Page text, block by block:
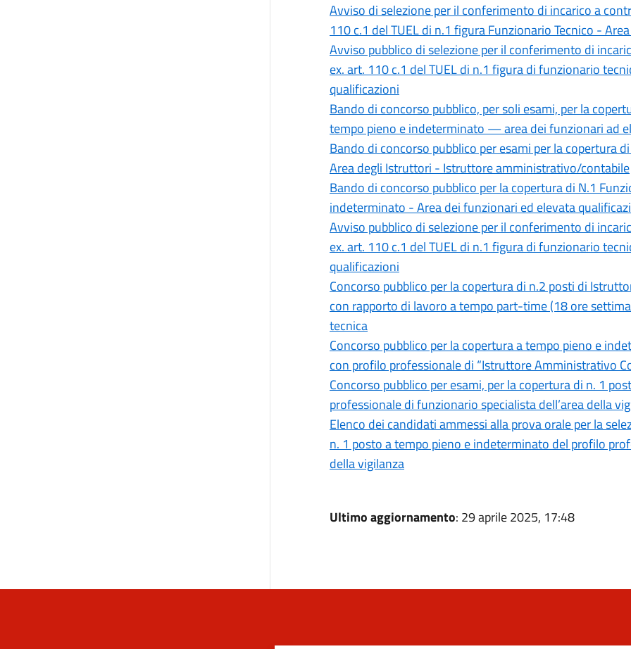
Avviso di selezione per il conferimento di incarico a
110 c.1 del TUEL di n.1 figura Funzionario Tecnico -
Avviso pubblico di selezione per il conferimento di
ex. art. 110 c.1 del TUEL di n.1 figura di funzionario
qualificazioni
Bando di concorso pubblico, per soli esami, per la
tempo pieno e indeterminato — area dei funzionari ad
Bando di concorso pubblico per esami per la copertura
Area degli Istruttori - Istruttore amministrativo/contabile
Bando di concorso pubblico per la copertura di N.1
indeterminato - Area dei funzionari ed elevata
Avviso pubblico di selezione per il conferimento di
ex. art. 110 c.1 del TUEL di n.1 figura di funzionario
qualificazioni
Concorso pubblico per la copertura di n.2 posti di
con rapporto di lavoro a tempo part-time (18 ore
tecnica
Concorso pubblico per la copertura a tempo pieno e
con profilo professionale di “Istruttore Amministrativo
Concorso pubblico per esami, per la copertura di n. 1
professionale di funzionario specialista dell’area della
Elenco dei candidati ammessi alla prova orale per la
n. 1 posto a tempo pieno e indeterminato del profilo
della vigilanza
Ultimo aggiornamento: 29 aprile 2025, 17:48